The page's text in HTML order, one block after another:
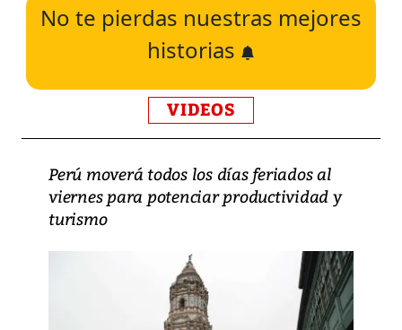
No te pierdas nuestras mejores
historias
VIDEOS
Perú moverá todos los días feriados al
viernes para potenciar productividad y
turismo